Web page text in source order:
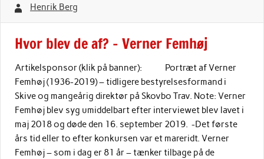
Henrik Berg
Hvor blev de af? – Verner Femhøj
Artikelsponsor (klik på banner): Portræt af Verner
Femhøj (1936-2019) – tidligere bestyrelsesformand i
Skive og mangeårig direktør på Skovbo Trav. Note: Verner
Femhøj blev syg umiddelbart efter interviewet blev lavet i
maj 2018 og døde den 16. september 2019. -Det første
års tid eller to efter konkursen var et mareridt. Verner
Femhøj – som i dag er 81 år – tænker tilbage på de